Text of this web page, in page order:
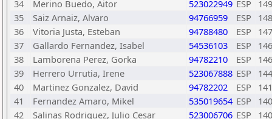
34
Merino Buedo, Aitor 523022949 ESP
35
Saiz Arnaiz, Alvaro 94766959 ESP
36
Vitoria Justa, Esteban 94788480 ESP
37
Gallardo Fernandez, Isabel 54536103 ESP
38
Lamborena Perez, Gorka 94782210 ESP
39
Herrero Urrutia, Irene 523067888 ESP
40
Martinez Gonzalez, David 94782202 ESP
41
Fernandez Amaro, Mikel 535019654 ESP
42
Salinas Rodriguez, Julio Cesar 523006706 ESP